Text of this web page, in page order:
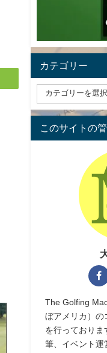
カテゴリー
このサイトの
The Golfing
ぼアメリカ）の
を行っておりま
筆、イベント運